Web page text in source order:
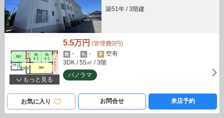
築51年 / 3階建
もっと見る
5.5万円 (管理費0円)
-
-
空有
3DK / 55㎡ / 3階
パノラマ
お気に入り お問合せ 来店予約